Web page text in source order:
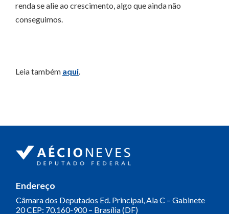
renda se alie ao crescimento, algo que ainda não
conseguimos.
Leia também aqui.
Endereço
Câmara dos Deputados Ed. Principal, Ala C – Gabinete
20CEP: 70.160-900 – Brasília (DF)